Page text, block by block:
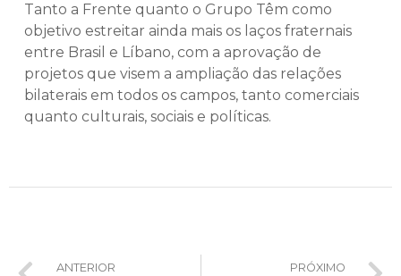
Tanto a Frente quanto o Grupo Têm como
objetivo estreitar ainda mais os laços fraternais
entre Brasil e Líbano, com a aprovação de
projetos que visem a ampliação das relações
bilaterais em todos os campos, tanto comerciais
quanto culturais, sociais e políticas.
ANTERIOR PRÓXIMO